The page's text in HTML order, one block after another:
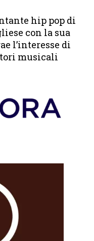
hip pop di
con la sua
l’interesse di
musicali